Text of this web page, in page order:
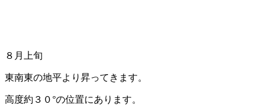
８月上旬
東南東の地平より昇ってきます。
高度約３０°の位置にあります。